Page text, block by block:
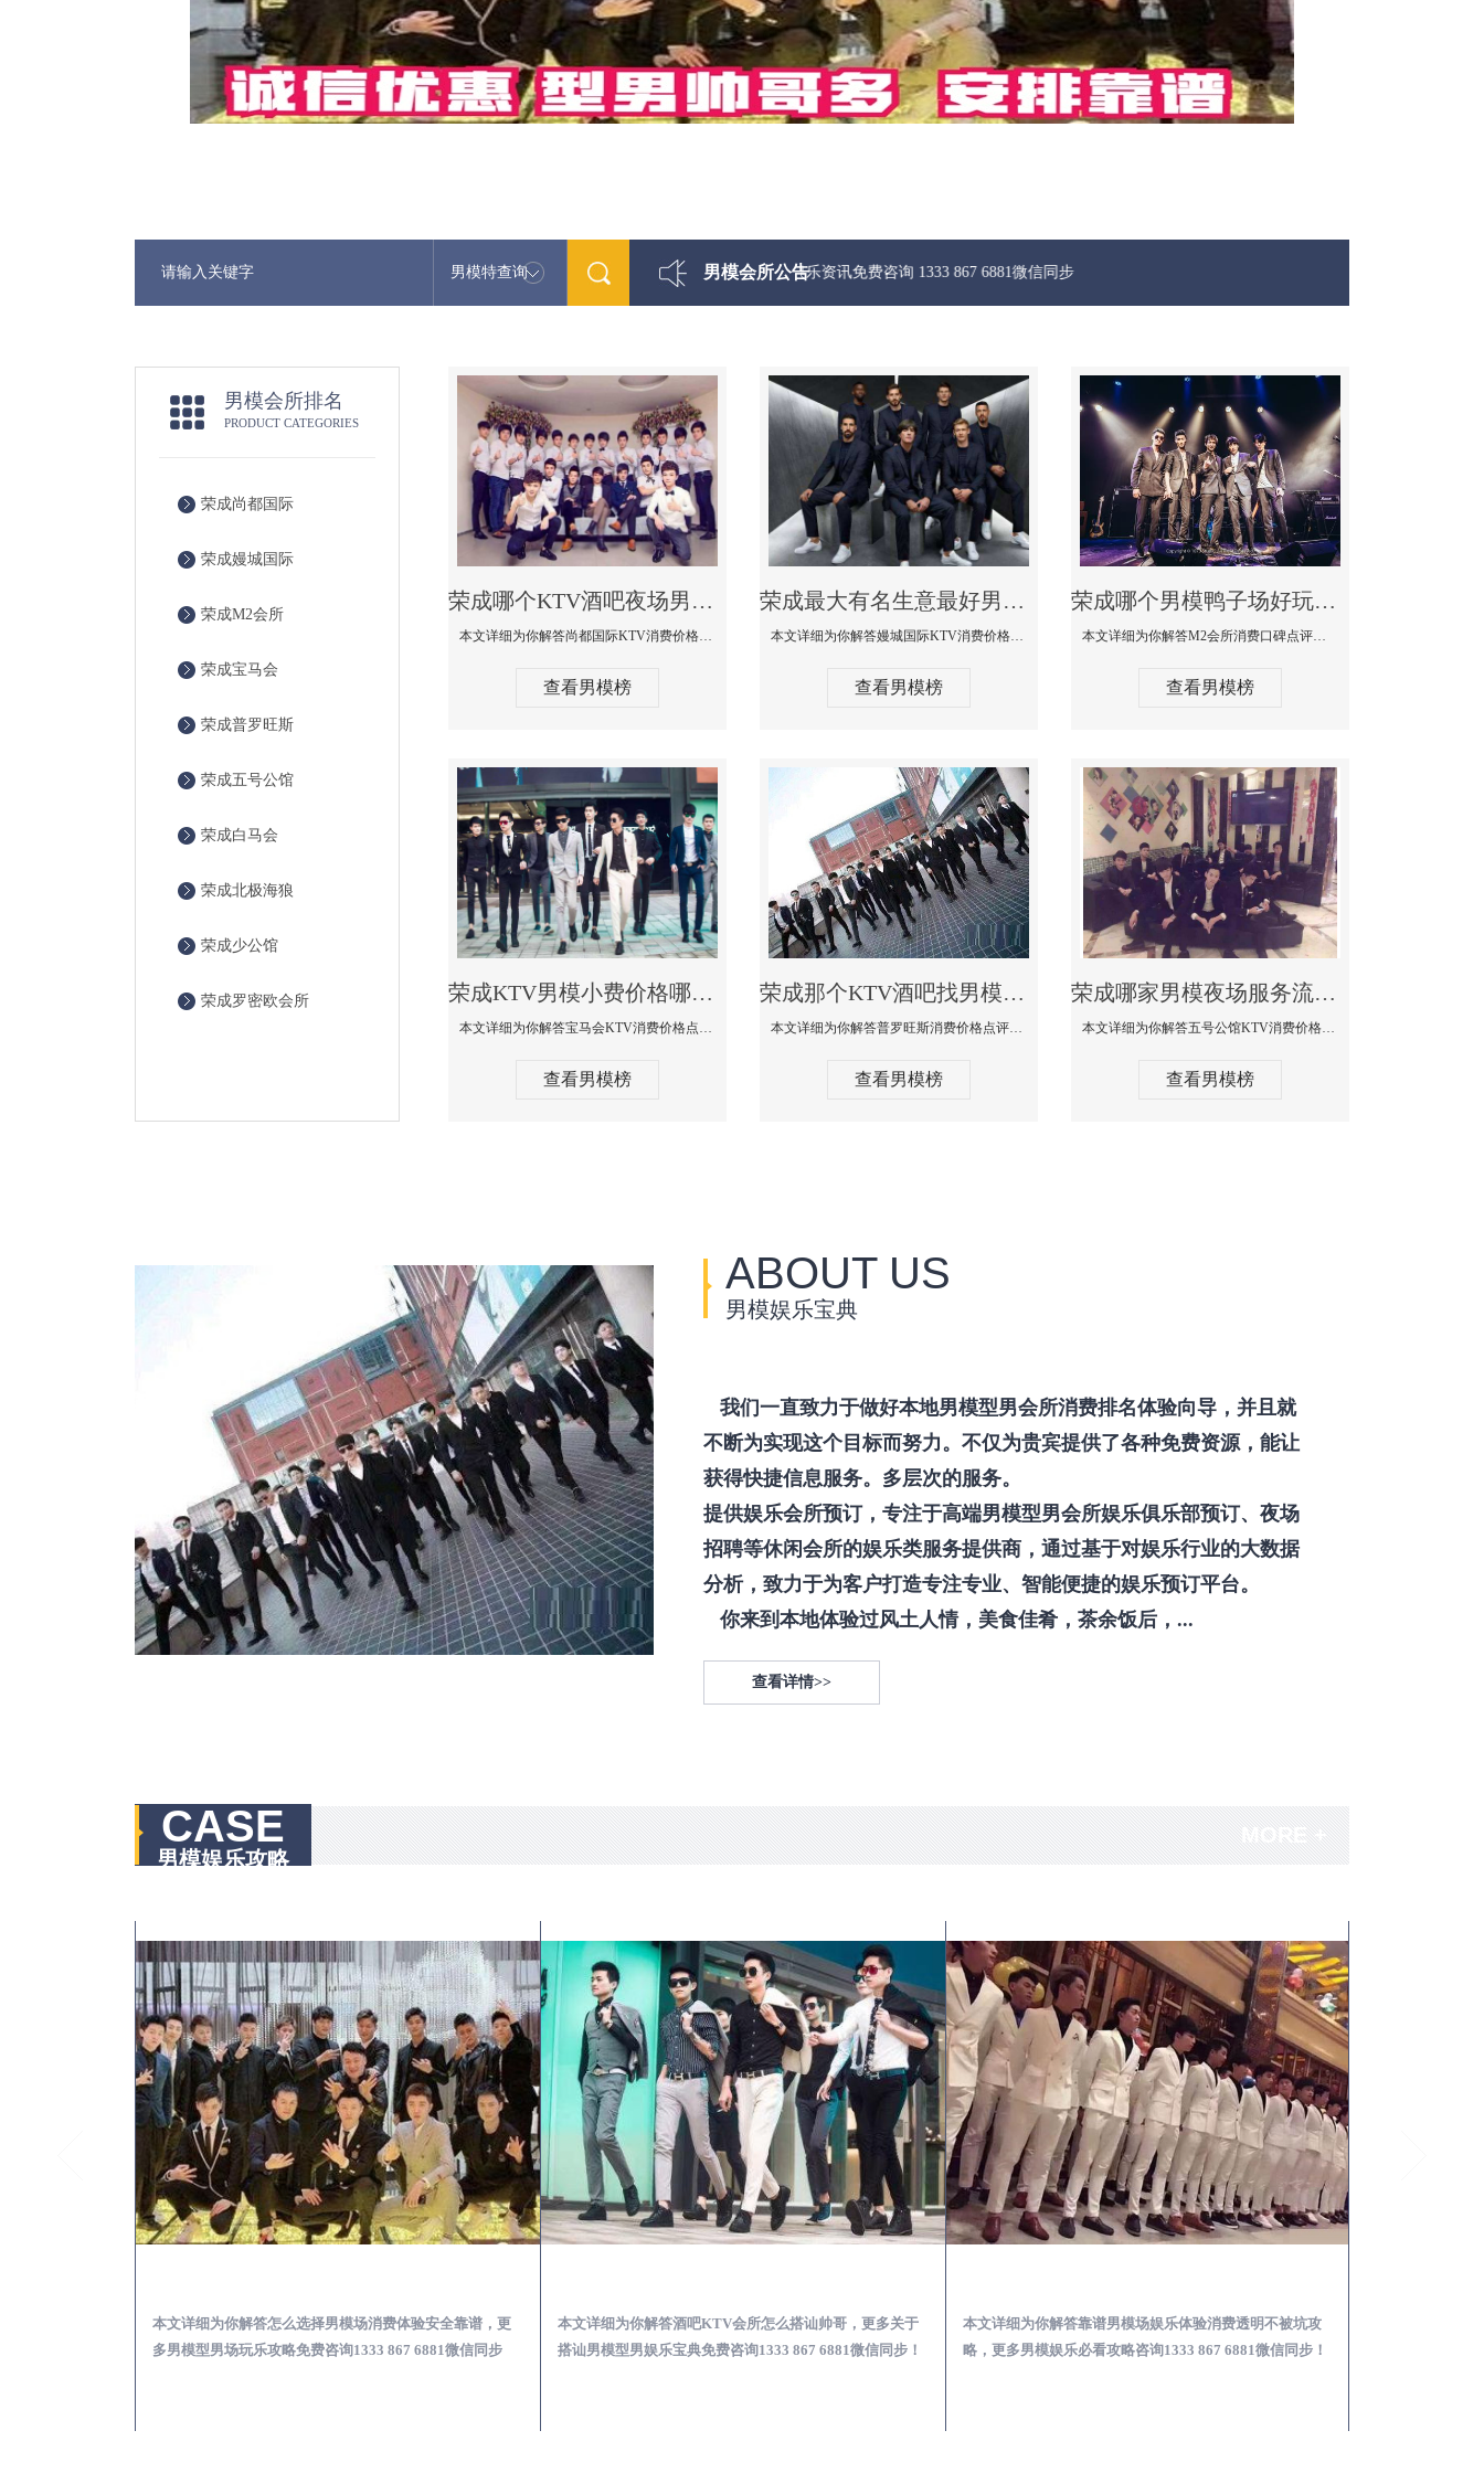
男模特查询 男模会所公告
最新男模娱乐资讯免费咨询 1333 867 6881微信同步
男模会所排名
PRODUCT CATEGORIES
荣成尚都国际
荣成嫚城国际
荣成M2会所
荣成宝马会
荣成普罗旺斯
荣成五号公馆
荣成白马会
荣成北极海狼
荣成少公馆
荣成罗密欧会所
荣成哪个KTV酒吧夜场男模公关型男最帅-尚都国际KTV消费价格点评
本文详细为你解答尚都国际KTV消费价格点评，更多关于哪个KTV酒吧夜场男模公关型男最帅免费咨询1333 867 6881微信同步
查看男模榜
荣成最大有名生意最好男模少爷场KTV体验-嫚城国际KTV消费价格点评
本文详细为你解答嫚城国际KTV消费价格口碑点评，更多关于最大有名生意最好男模少爷场KTV体验免费咨询1333 867 6881微信同步！
查看男模榜
荣成哪个男模鸭子场好玩陪酒服务好-M2会所KTV消费口碑点评
本文详细为你解答M2会所消费口碑点评，更多关于哪个男模鸭子场好玩陪酒服务好免费咨询1333 867 6881微信同步！
查看男模榜
荣成KTV男模小费价格哪家便宜-宝马会KTV消费口碑点评
本文详细为你解答宝马会KTV消费价格点评，更多关于KTV男模小费价格哪家便宜免费咨询1333 867 6881微信同步！
查看男模榜
荣成那个KTV酒吧找男模帅哥男妓多-普罗旺斯KTV真实口碑点评
本文详细为你解答普罗旺斯消费价格点评，更多关于那个KTV酒吧找男模帅哥最多免费咨询1333 867 6881微信同步！
查看男模榜
荣成哪家男模夜场服务流程全面-五号公馆KTV消费价格点评
本文详细为你解答五号公馆KTV消费价格，更多关于哪家男模夜场服务流程全面免费咨询1333 867 6881微信同步！
查看男模榜
ABOUT US
男模娱乐宝典
我们一直致力于做好本地男模型男会所消费排名体验向导，并且就
不断为实现这个目标而努力。不仅为贵宾提供了各种免费资源，能让
获得快捷信息服务。多层次的服务。
提供娱乐会所预订，专注于高端男模型男会所娱乐俱乐部预订、夜场
招聘等休闲会所的娱乐类服务提供商，通过基于对娱乐行业的大数据
分析，致力于为客户打造专注专业、智能便捷的娱乐预订平台。
你来到本地体验过风土人情，美食佳肴，茶余饭后，...
查看详情>>
CASE
男模娱乐攻略
本文详细为你解答怎么选择男模场消费体验安全靠谱，更
多男模型男场玩乐攻略免费咨询1333 867 6881微信同步
本文详细为你解答酒吧KTV会所怎么搭讪帅哥，更多关于
搭讪男模型男娱乐宝典免费咨询1333 867 6881微信同步！
本文详细为你解答靠谱男模场娱乐体验消费透明不被坑攻
略，更多男模娱乐必看攻略咨询1333 867 6881微信同步！